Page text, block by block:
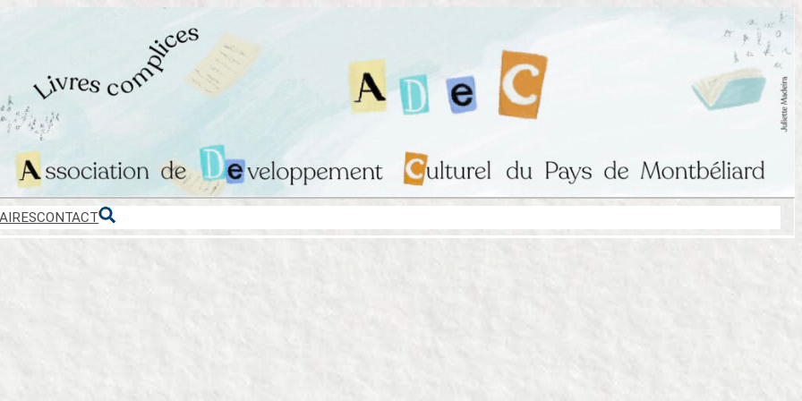
CONTACT